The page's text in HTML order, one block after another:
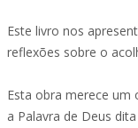
Este livro nos
reflexões sobre o
Esta obra merece
a Palavra de Deus